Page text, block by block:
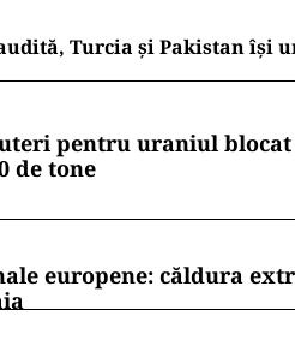
Turcia și Pakistan își
pentru uraniul
de tone
europene: căldura